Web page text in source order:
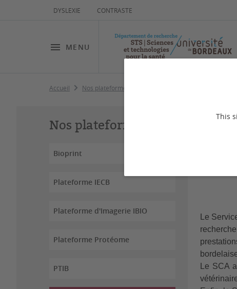
This
DYSLEXIE CONTRASTE
MENU
Accueil Nos plateformes Service Commun des
Nos plateformes
Bioprint
Plateforme IECB
Plateforme d'Imagerie IBIO
Plateforme Protéome
PTIB
Le
Le SCA